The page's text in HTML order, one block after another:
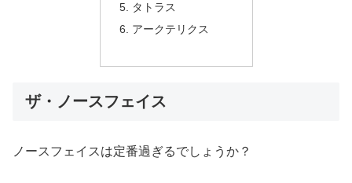
タトラス
アークテリクス
ザ・ノースフェイス
ノースフェイスは定番過ぎるでしょうか？